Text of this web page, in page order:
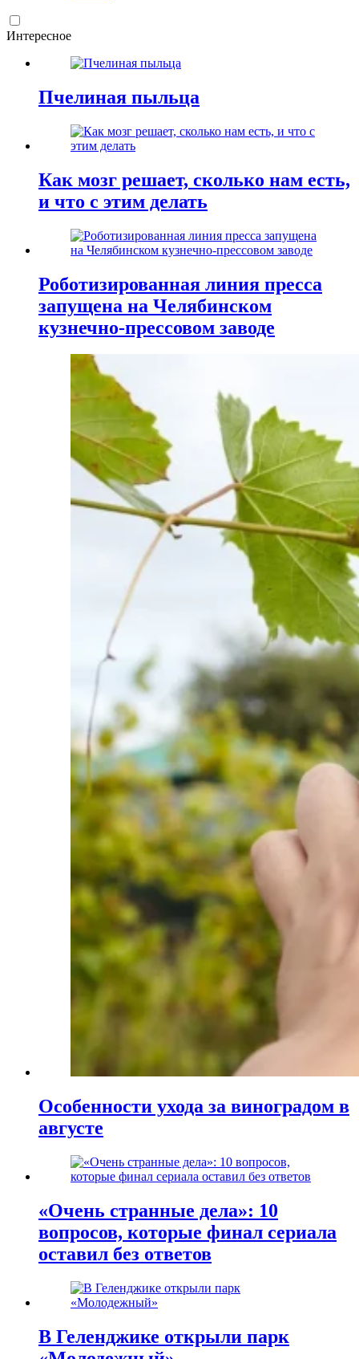
Интересное
Пчелиная пыльца
Как мозг решает, сколько нам есть,
и что с этим делать
Роботизированная линия пресса
запущена на Челябинском
кузнечно-прессовом заводе
Особенности ухода за виноградом в
августе
«Очень странные дела»: 10
вопросов, которые финал сериала
оставил без ответов
В Геленджике открыли парк